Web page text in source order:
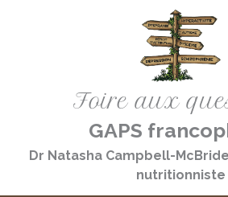
Foire aux
GAPS
Dr Natasha Campbell-
nutritionniste